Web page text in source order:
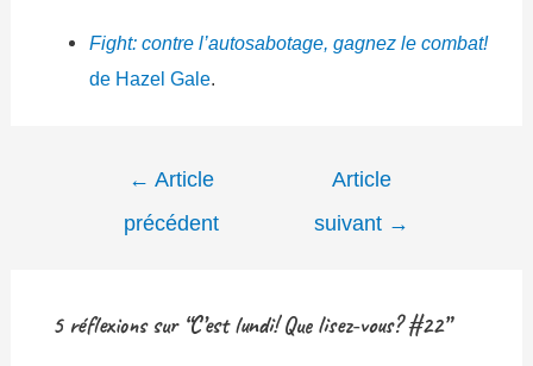
Fight: contre l’autosabotage, gagnez le combat!
de Hazel Gale.
Navigation
← Article
précédent
Article
suivant →
5 réflexions sur “C’est lundi! Que lisez-vous? #22”